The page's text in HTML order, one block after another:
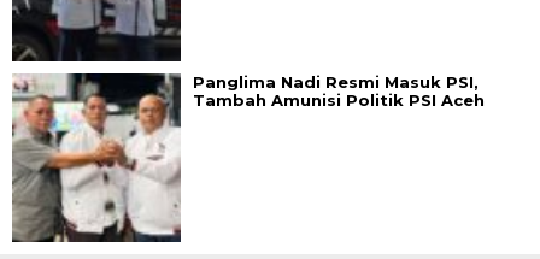
Panglima Nadi Resmi Masuk PSI,
Tambah Amunisi Politik PSI Aceh